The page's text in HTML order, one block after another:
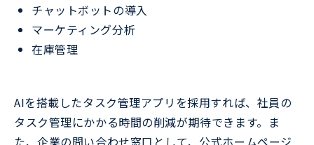
チャットボットの導入
マーケティング分析
在庫管理
AIを搭載したタスク管理アプリを採用すれば、社員の
タスク管理にかかる時間の削減が期待できます。ま
た、企業の問い合わせ窓口として、公式ホームページ